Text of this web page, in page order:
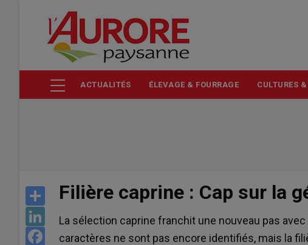
contenu
ACTUALITÉS ÉLEVAGE & FOURRAGE CULTURES
Share
LinkedIn
Facebook
Filière caprine : Cap sur la
La sélection caprine franchit une nouveau pas
caractères ne sont pas encore identifiés, mais la